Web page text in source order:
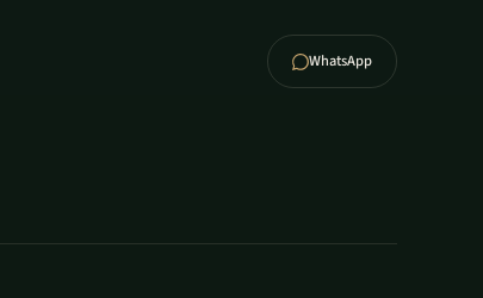
WhatsApp